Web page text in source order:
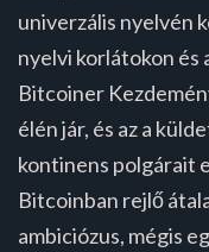
univerzális nyelvén
nyelvi korlátokon és
Bitcoiner
élén jár, és az a
kontinens polgárait
Bitcoinban rejlő
ambiciózus, mégis